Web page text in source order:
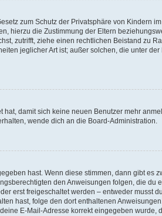
zum Schutz der Privatsphäre von Kindern
hierzu die Zustimmung der Eltern
zutrifft, ziehe einen rechtlichen Beistand zu
jeglicher Art ist; außer solchen, die unter
damit sich keine neuen Benutzer mehr
wende dich an die Board-Administration.
hast. Wenn diese stimmen, dann gibt es
den Anweisungen folgen, die du
erst freigeschaltet werden – entweder musst
hast, folge den dort enthaltenen
E-Mail-Adresse korrekt eingegeben wurde,